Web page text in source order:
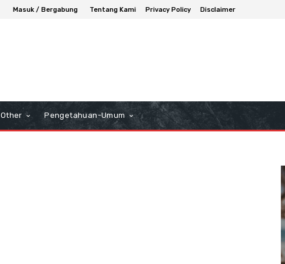
Masuk / Bergabung Tentang Kami Privacy Policy Disclaimer
Other Pengetahuan-Umum